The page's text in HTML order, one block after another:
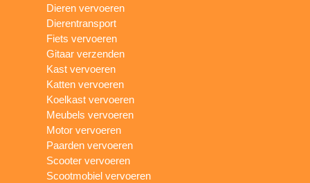
Dieren vervoeren
Dierentransport
Fiets vervoeren
Gitaar verzenden
Kast vervoeren
Katten vervoeren
Koelkast vervoeren
Meubels vervoeren
Motor vervoeren
Paarden vervoeren
Scooter vervoeren
Scootmobiel vervoeren